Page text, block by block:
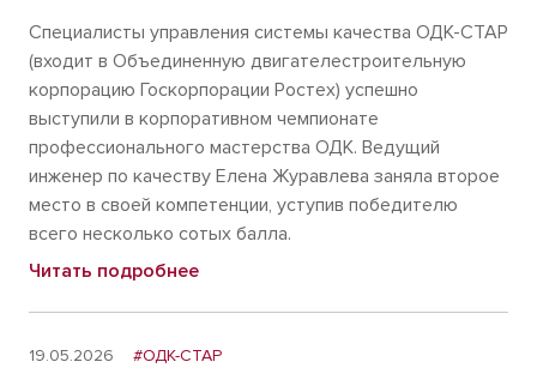
Специалисты управления системы качества ОДК-СТАР
(входит в Объединенную двигателестроительную
корпорацию Госкорпорации Ростех) успешно
выступили в корпоративном чемпионате
профессионального мастерства ОДК. Ведущий
инженер по качеству Елена Журавлева заняла второе
место в своей компетенции, уступив победителю
всего несколько сотых балла.
Читать подробнее
19.05.2026 #ОДК-СТАР